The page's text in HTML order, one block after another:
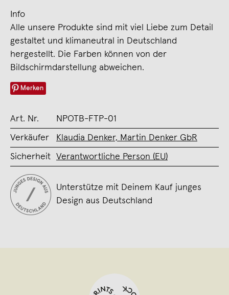
Info
Alle unsere Produkte sind mit viel Liebe zum Detail
gestaltet und klimaneutral in Deutschland
hergestellt. Die Farben können von der
Bildschirmdarstellung abweichen.
Merken
Art. Nr. NPOTB-FTP-01
Verkäufer Klaudia Denker, Martin Denker GbR
Sicherheit Verantwortliche Person (EU)
Unterstütze mit Deinem Kauf junges
Design aus Deutschland